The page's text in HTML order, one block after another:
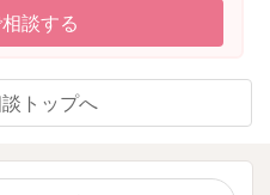
談する
トップへ